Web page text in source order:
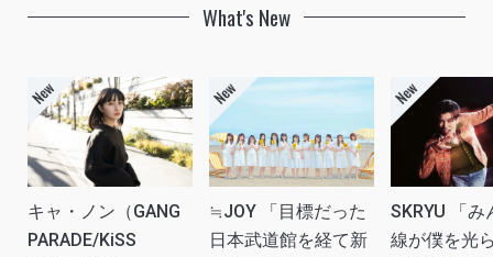
What's New
キャ・ノン（GANG
PARADE/KiSS
≒JOY 「目標だった
日本武道館を経て新
SKRYU 「み
線が僕を光